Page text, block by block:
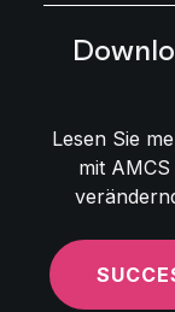
Lesen Sie
mit